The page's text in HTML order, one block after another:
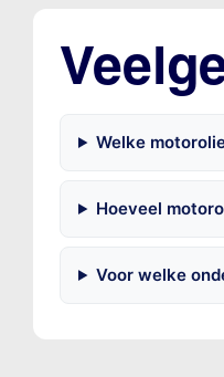
Welke
Hoeveel
Voor welke